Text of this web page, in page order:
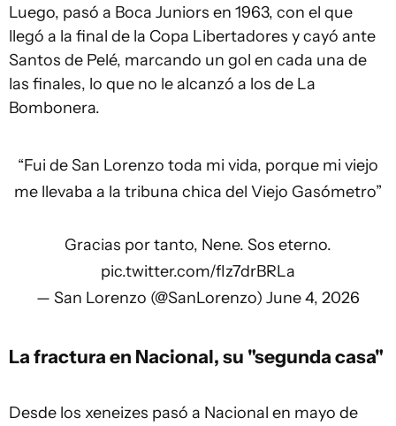
Luego, pasó a Boca Juniors en 1963, con el que
llegó a la final de la Copa Libertadores y cayó ante
Santos de Pelé, marcando un gol en cada una de
las finales, lo que no le alcanzó a los de La
Bombonera.
“Fui de San Lorenzo toda mi vida, porque mi viejo
me llevaba a la tribuna chica del Viejo Gasómetro”
Gracias por tanto, Nene. Sos eterno.
pic.twitter.com/fIz7drBRLa
— San Lorenzo (@SanLorenzo) June 4, 2026
La fractura en Nacional, su "segunda casa"
Desde los xeneizes pasó a Nacional en mayo de